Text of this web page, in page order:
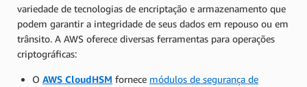
variedade de tecnologias de encriptação e armazenamento que
podem garantir a integridade de seus dados em repouso ou em
trânsito. A AWS oferece diversas ferramentas para operações
criptográficas:
O AWS CloudHSM fornece módulos de segurança de